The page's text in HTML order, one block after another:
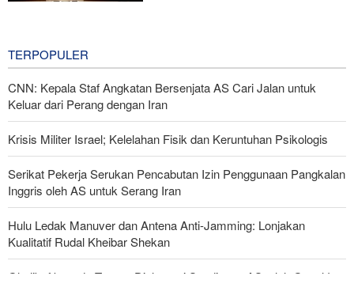
TERPOPULER
CNN: Kepala Staf Angkatan Bersenjata AS Cari Jalan untuk
Keluar dari Perang dengan Iran
Krisis Militer Israel; Kelelahan Fisik dan Keruntuhan Psikologis
Serikat Pekerja Serukan Pencabutan Izin Penggunaan Pangkalan
Inggris oleh AS untuk Serang Iran
Hulu Ledak Manuver dan Antena Anti-Jamming: Lonjakan
Kualitatif Rudal Kheibar Shekan
Ghalibaf kepada Trump: Diplomasi Sandiwara AS telah Gagal !